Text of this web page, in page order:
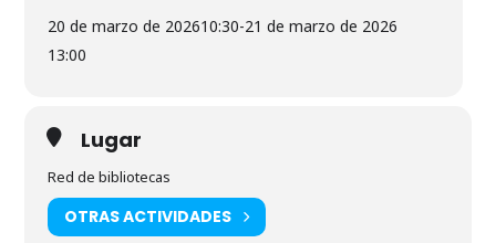
20 de marzo de 202610:30-21 de marzo de 2026
13:00
Lugar
Red de bibliotecas
OTRAS ACTIVIDADES